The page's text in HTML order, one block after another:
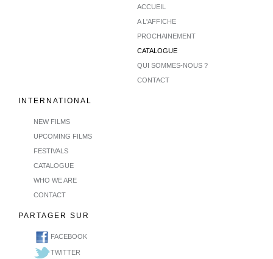
ACCUEIL
A L'AFFICHE
PROCHAINEMENT
CATALOGUE
QUI SOMMES-NOUS ?
CONTACT
INTERNATIONAL
NEW FILMS
UPCOMING FILMS
FESTIVALS
CATALOGUE
WHO WE ARE
CONTACT
PARTAGER SUR
FACEBOOK
TWITTER